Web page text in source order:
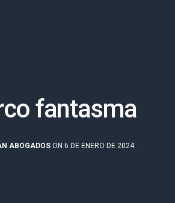
fantasma
ABOGADOS ON 6 DE ENERO DE 2024